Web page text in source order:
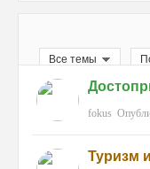
Все темы
fokus
Туризм